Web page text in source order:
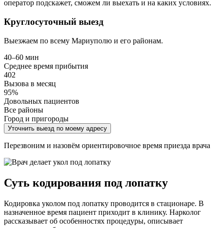
оператор подскажет, сможем ли выехать и на каких условиях.
Круглосуточный выезд
Выезжаем по всему Мариуполю и его районам.
40–60 мин
Среднее время прибытия
402
Вызова в месяц
95%
Довольных пациентов
Все районы
Город и пригороды
Уточнить выезд по моему адресу
Перезвоним и назовём ориентировочное время приезда врача
Суть кодирования под лопатку
Кодировка уколом под лопатку проводится в стационаре. В
назначенное время пациент приходит в клинику. Нарколог
рассказывает об особенностях процедуры, описывает